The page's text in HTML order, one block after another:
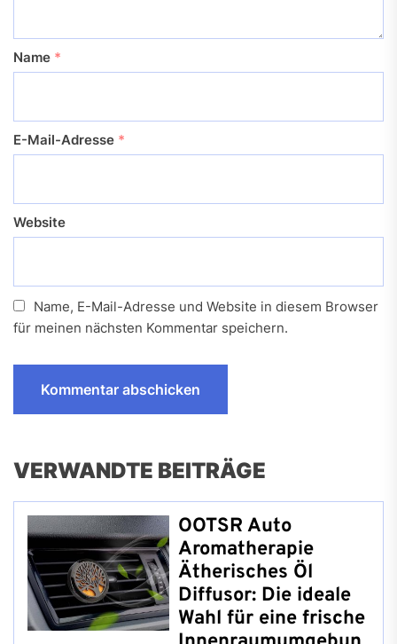
Name *
E-Mail-Adresse *
Website
Name, E-Mail-Adresse und Website in diesem Browser
für meinen nächsten Kommentar speichern.
VERWANDTE BEITRÄGE
OOTSR Auto
Aromatherapie
Ätherisches Öl
Diffusor: Die ideale
Wahl für eine frische